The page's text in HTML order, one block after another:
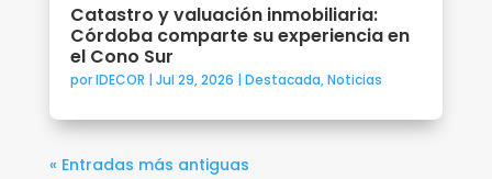
Catastro y valuación inmobiliaria:
Córdoba comparte su experiencia en
el Cono Sur
porIDECOR | Jul 29, 2026 | Destacada,Noticias
« Entradas más antiguas